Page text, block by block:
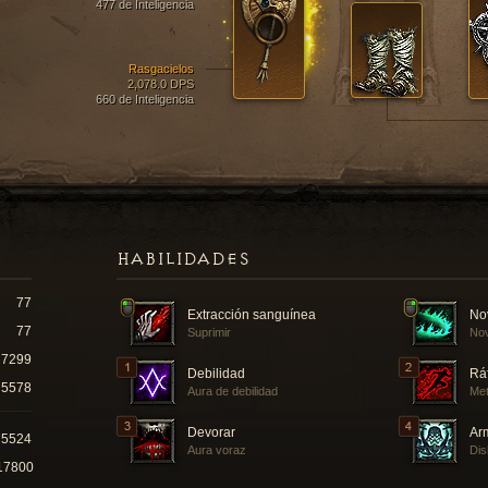
477 de Inteligencia
Rasgacielos
2,078.0 DPS
660 de Inteligencia
HABILIDADES
Extracción sanguínea
Suprimir
Debilidad
Aura de debilidad
Devorar
Aura voraz
77
77
7299
5578